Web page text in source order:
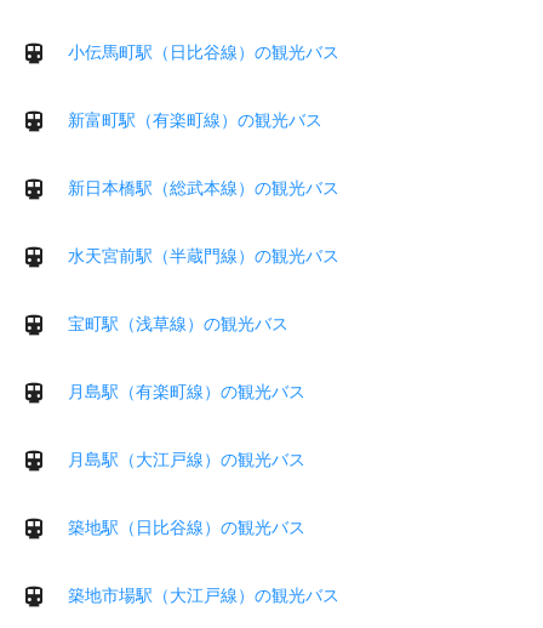
小伝馬町駅（日比谷線）の観光バス
新富町駅（有楽町線）の観光バス
新日本橋駅（総武本線）の観光バス
水天宮前駅（半蔵門線）の観光バス
宝町駅（浅草線）の観光バス
月島駅（有楽町線）の観光バス
月島駅（大江戸線）の観光バス
築地駅（日比谷線）の観光バス
築地市場駅（大江戸線）の観光バス